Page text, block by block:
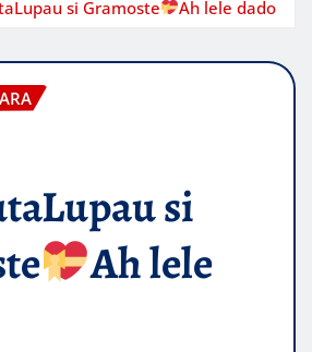
si Gramoste Ah lele dado
si
Ah lele